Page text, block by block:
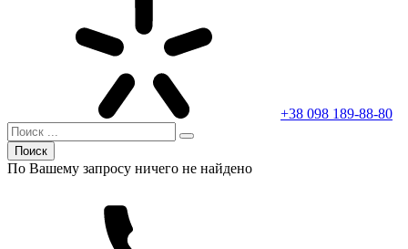
+38 098 189-88-80
Поиск
По Вашему запросу ничего не найдено